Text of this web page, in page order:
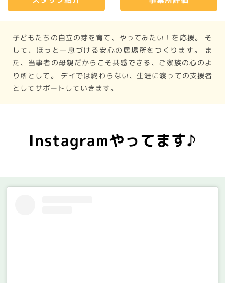
子どもたちの自立の芽を育て、やってみたい！を応援。
そ
して、ほっと一息づける安心の居場所をつくります。
ま
た、当事者の母親だからこそ共感できる、ご家族の心のよ
り所として。
デイでは終わらない、生涯に渡っての支援者
としてサポートしていきます。
Instagramやってます♪